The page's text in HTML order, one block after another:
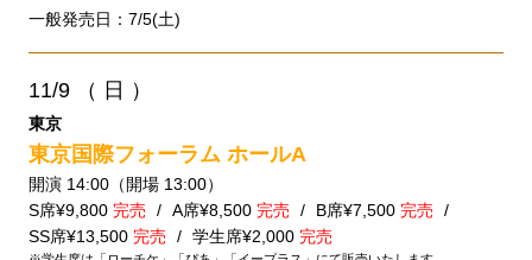
一般発売日：7/5(土)
11/9 （ 日 ）
東京
東京国際フォーラム ホールA
開演 14:00（開場 13:00）
S席¥9,800 完売 A席¥8,500 完売 B席¥7,500 完売
SS席¥13,500 完売 学生席¥2,000 完売